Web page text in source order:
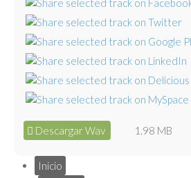
Descargar Wav 1.98 MB
Inicio